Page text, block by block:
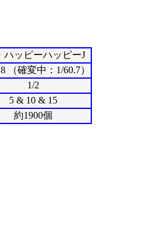
ハッピーハッピーJ
（確変中：1/60.7）
1/2
5 & 10 & 15
約1900個